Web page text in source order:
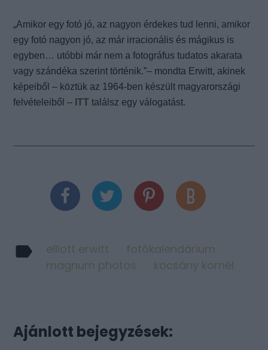
„Amikor egy fotó jó, az nagyon érdekes tud lenni, amikor
egy fotó nagyon jó, az már irracionális és mágikus is
egyben… utóbbi már nem a fotográfus tudatos akarata
vagy szándéka szerint történik.”– mondta Erwitt, akinek
képeiből – köztük az 1964-ben készült magyarországi
felvételeiből – ITT találsz egy válogatást.
elliott erwitt
fotókalendárium
magnum photos
kocsány kornél
Ajánlott bejegyzések: